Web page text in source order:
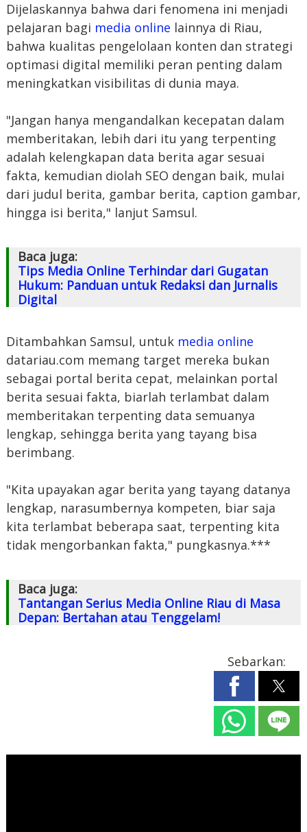
Dijelaskannya bahwa dari fenomena ini menjadi
pelajaran bagi media online lainnya di Riau,
bahwa kualitas pengelolaan konten dan strategi
optimasi digital memiliki peran penting dalam
meningkatkan visibilitas di dunia maya.
"Jangan hanya mengandalkan kecepatan dalam
memberitakan, lebih dari itu yang terpenting
adalah kelengkapan data berita agar sesuai
fakta, kemudian diolah SEO dengan baik, mulai
dari judul berita, gambar berita, caption gambar,
hingga isi berita," lanjut Samsul.
Baca juga:
Tips Media Online Terhindar dari Gugatan
Hukum: Panduan untuk Redaksi dan Jurnalis
Digital
Ditambahkan Samsul, untuk media online
datariau.com memang target mereka bukan
sebagai portal berita cepat, melainkan portal
berita sesuai fakta, biarlah terlambat dalam
memberitakan terpenting data semuanya
lengkap, sehingga berita yang tayang bisa
berimbang.
"Kita upayakan agar berita yang tayang datanya
lengkap, narasumbernya kompeten, biar saja
kita terlambat beberapa saat, terpenting kita
tidak mengorbankan fakta," pungkasnya.***
Baca juga:
Tantangan Serius Media Online Riau di Masa
Depan: Bertahan atau Tenggelam!
Sebarkan: